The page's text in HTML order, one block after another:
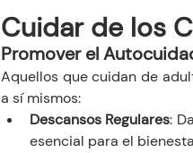
Cuidar de los
Promover el
Aquellos que cuidan de
a sí mismos:
Descansos Regulares:
esencial para el